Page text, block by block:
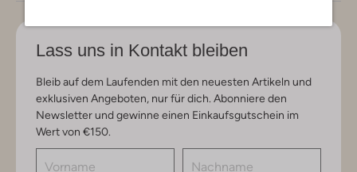
Lass uns in Kontakt bleiben
Bleib auf dem Laufenden mit den neuesten Artikeln und
exklusiven Angeboten, nur für dich. Abonniere den
Newsletter und gewinne einen Einkaufsgutschein im
Wert von €150.